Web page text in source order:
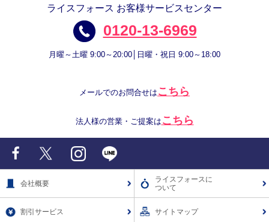
ライスフォース お客様サービスセンター
0120-13-6969
月曜～土曜 9:00～20:00│日曜・祝日 9:00～18:00
メールでのお問合せは こちら
法人様の営業・ご提案は こちら
Facebook
会社概要
ライスフォースに
ついて
割引サービス サイトマップ